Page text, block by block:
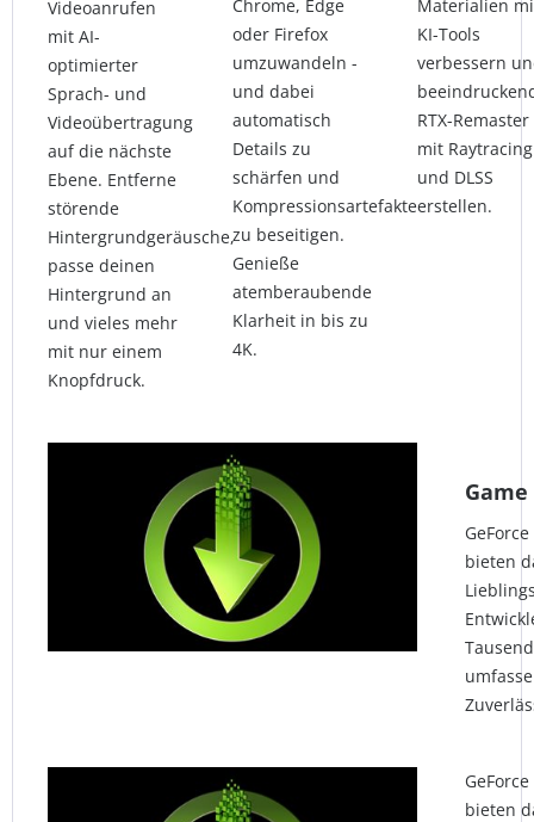
Videoanrufen
mit AI-
optimierter
Sprach- und
Videoübertragung
auf die nächste
Ebene. Entferne
störende
Hintergrundgeräusche,
passe deinen
Hintergrund an
und vieles mehr
mit nur einem
Knopfdruck.
Chrome, Edge
oder Firefox
umzuwandeln -
und dabei
automatisch
Details zu
schärfen und
Kompressionsartefakte
zu beseitigen.
Genieße
atemberaubende
Klarheit in bis zu
4K.
Materialien
KI-Tools
verbessern
RTX-Remaster
mit Raytracing
und DLSS
erstellen.
bieten
bieten